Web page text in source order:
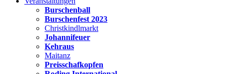
Burschenball
Burschenfest 2023
Christkindlmarkt
Johannifeuer
Kehraus
Maitanz
Preisschafkopfen